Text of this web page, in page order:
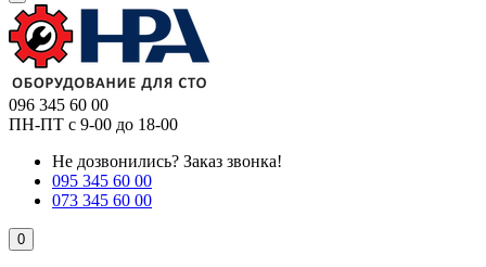
096 345 60 00
ПН-ПТ с 9-00 до 18-00
Не дозвонились? Заказ звонка!
095 345 60 00
073 345 60 00
0